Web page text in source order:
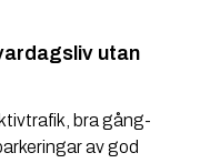
utan
bra gång-
av god